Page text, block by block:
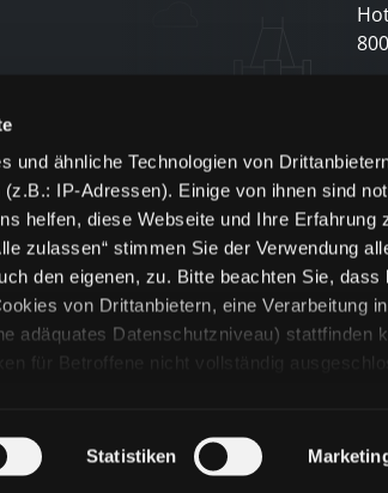
und ähnliche Technologien von
IP-Adressen). Einige von ihnen sind
helfen, diese Webseite und Ihre Erfahrung
zulassen“ stimmen Sie der Verwendung
den eigenen, zu. Bitte beachten Sie, dass
von Drittanbietern, eine Verarbeitung
adäquates Datenschutzniveau) stattfinden
für Betroffene nicht vollständig
verschiedenen Kategorien von Cookies und
unsere „Cookie-Einstellungen“ unter
Statistiken
800